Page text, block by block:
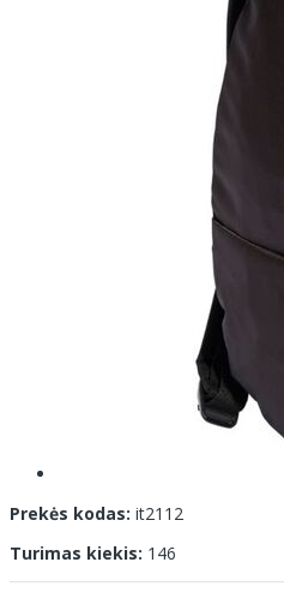
Prekės kodas: it2112
Turimas kiekis: 146